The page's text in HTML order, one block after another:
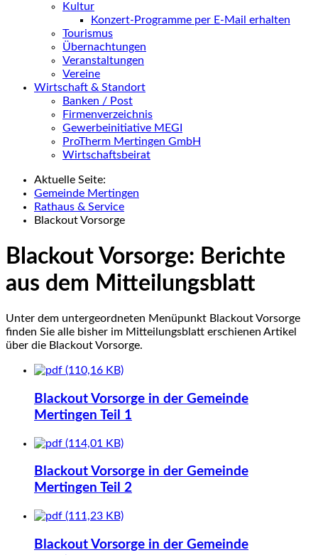
Kultur
Konzert-Programme per E-Mail erhalten
Tourismus
Übernachtungen
Veranstaltungen
Vereine
Wirtschaft & Standort
Banken / Post
Firmenverzeichnis
Gewerbeinitiative MEGI
ProTherm Mertingen GmbH
Wirtschaftsbeirat
Aktuelle Seite:
Gemeinde Mertingen
Rathaus & Service
Blackout Vorsorge
Blackout Vorsorge: Berichte
aus dem Mitteilungsblatt
Unter dem untergeordneten Menüpunkt Blackout Vorsorge
finden Sie alle bisher im Mitteilungsblatt erschienen Artikel
über die Blackout Vorsorge.
(110,16 KB)
Blackout Vorsorge in der Gemeinde
Mertingen Teil 1
(114,01 KB)
Blackout Vorsorge in der Gemeinde
Mertingen Teil 2
(111,23 KB)
Blackout Vorsorge in der Gemeinde